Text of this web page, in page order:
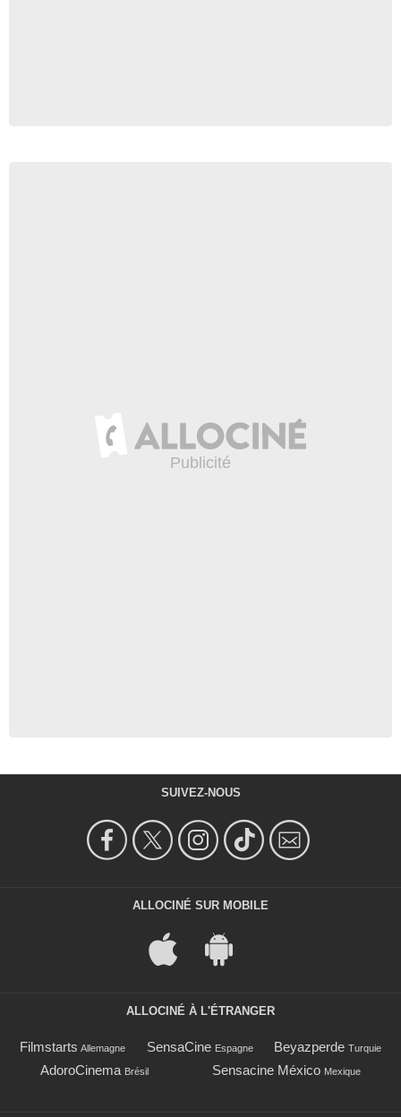
SUIVEZ-NOUS
ALLOCINÉ SUR MOBILE
ALLOCINÉ À L'ÉTRANGER
Filmstarts Allemagne SensaCine Espagne Beyazperde Turquie
AdoroCinema Brésil Sensacine México Mexique